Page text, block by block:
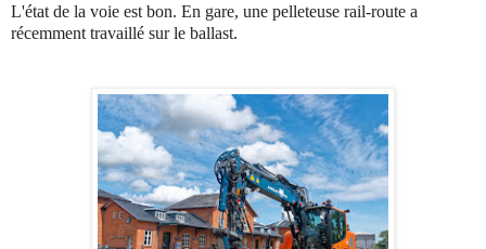
L'état de la voie est bon. En gare, une pelleteuse rail-route a
récemment travaillé sur le ballast.